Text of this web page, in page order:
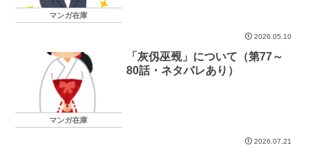
マンガ在庫
2026.05.10
マンガ在庫
「灰仭巫覡」について（第77～
80話・ネタバレあり）
2026.07.21